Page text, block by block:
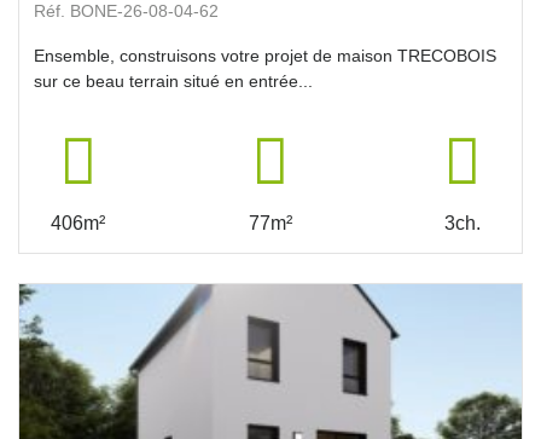
Réf. BONE-26-08-04-62
Ensemble, construisons votre projet de maison TRECOBOIS
sur ce beau terrain situé en entrée...
406m² 77m² 3ch.